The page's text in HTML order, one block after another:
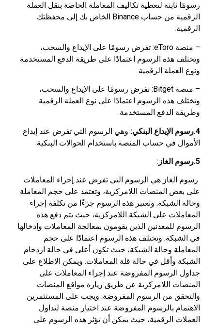
رسومًا ثابتة لتغطية تكاليف المعاملة الخاصة بنقل العملة
الرقمية من حساب Binance الخاص بك إلى محفظتك
الرقمية.
– منصة eToro: تفرض رسومًا على الإيداع والسحب،
وتختلف هذه الرسوم اعتمادًا على طريقة الدفع المستخدمة
ونوع العملة الرقمية.
– منصة Bitget: تفرض رسومًا على الإيداع والسحب،
وتختلف هذه الرسوم اعتمادًا على نوع العملة الرقمية
وطريقة الدفع المستخدمة.
4.رسوم الإيداع البنكي:
وهي الرسوم التي تفرض عند إيداع
الأموال في حساب المنصة باستخدام الحوالات البنكية.
5.رسوم الغاز :
رسوم الغاز هي الرسوم التي تفرض عند إجراء المعاملات
على بعض المنصات اللامركزية، وتعتمد على حجم المعاملة
وحالة الشبكة. وتعتبر هذه الرسوم جزءًا من تكلفة إجراء
المعاملات على الشبكة اللامركزية، حيث يتم دفع هذه
الرسوم للمعدنين الذين يقومون بمعالجة المعاملات وإدخالها
في الشبكة. وتختلف هذه الرسوم اعتمادًا على حجم
المعاملة وحالة الشبكة، حيث تكون أعلى في حالة ازدحام
الشبكة وأقل في حالة قلة المعاملات. ويمكن الاطلاع على
جداول الرسوم المفروضة عند إجراء المعاملات على
المنصات اللامركزية عن طريق زيارة مواقع المنصات
والتحقق من الرسوم المفروضة. ويجب على المستثمرين
الاهتمام بالرسوم المفروضة عند اختيار منصة لتداول
العملات الرقمية، حيث يمكن أن تؤثر هذه الرسوم على